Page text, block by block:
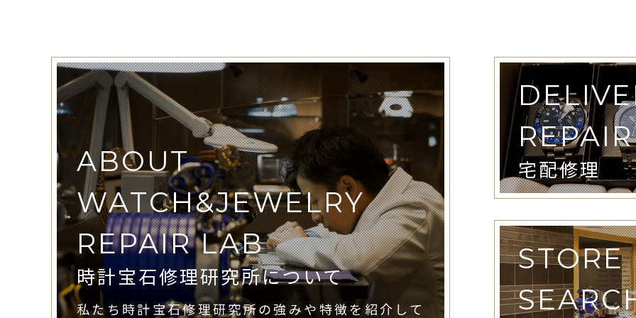
ABOUT
WATCH&JEWELRY
REPAIR LAB
時計宝石修理研究所について
私たち時計宝石修理研究所の強みや特徴を紹介して
REPAIR
宅配修理
STORE